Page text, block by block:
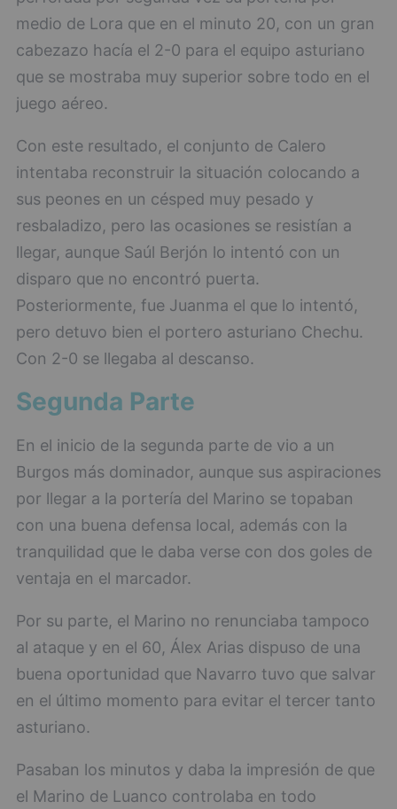
medio de Lora que en el minuto 20, con un gran
cabezazo hacía el 2-0 para el equipo asturiano
que se mostraba muy superior sobre todo en el
juego aéreo.
Con este resultado, el conjunto de Calero
intentaba reconstruir la situación colocando a
sus peones en un césped muy pesado y
resbaladizo, pero las ocasiones se resistían a
llegar, aunque Saúl Berjón lo intentó con un
disparo que no encontró puerta.
Posteriormente, fue Juanma el que lo intentó,
pero detuvo bien el portero asturiano Chechu.
Con 2-0 se llegaba al descanso.
Segunda Parte
En el inicio de la segunda parte de vio a un
Burgos más dominador, aunque sus aspiraciones
por llegar a la portería del Marino se topaban
con una buena defensa local, además con la
tranquilidad que le daba verse con dos goles de
ventaja en el marcador.
Por su parte, el Marino no renunciaba tampoco
al ataque y en el 60, Álex Arias dispuso de una
buena oportunidad que Navarro tuvo que salvar
en el último momento para evitar el tercer tanto
asturiano.
Pasaban los minutos y daba la impresión de que
el Marino de Luanco controlaba en todo